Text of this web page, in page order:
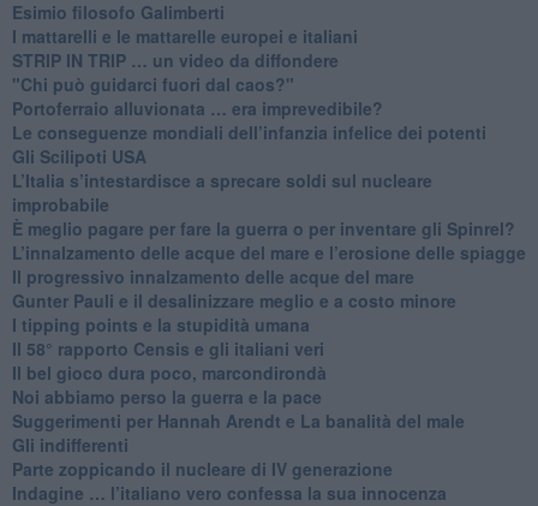
Esimio filosofo Galimberti
​I mattarelli e le mattarelle europei e italiani
​STRIP IN TRIP … un video da diffondere
"Chi può guidarci fuori dal caos?"
​Portoferraio alluvionata … era imprevedibile?
Le conseguenze mondiali dell’infanzia infelice dei potenti
​Gli Scilipoti USA
L’Italia s’intestardisce a sprecare soldi sul nucleare
improbabile
È meglio pagare per fare la guerra o per inventare gli Spinrel?
​L’innalzamento delle acque del mare e l’erosione delle spiagge
​Il progressivo innalzamento delle acque del mare
​Gunter Pauli e il desalinizzare meglio e a costo minore
I tipping points e la stupidità umana
​Il 58° rapporto Censis e gli italiani veri
​Il bel gioco dura poco, marcondirondà
Noi abbiamo perso la guerra e la pace
Suggerimenti per Hannah Arendt e La banalità del male
​Gli indifferenti
Parte zoppicando il nucleare di IV generazione
​Indagine … l’italiano vero confessa la sua innocenza